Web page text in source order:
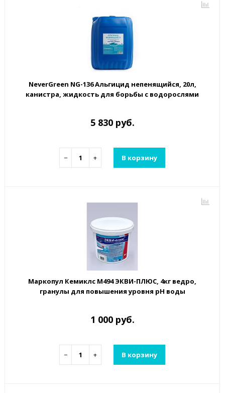
NeverGreen NG-136 Альгицид непенящийся, 20л,
канистра, жидкость для борьбы с водорослями
5 830 руб.
− + В корзину
Маркопул Кемиклс М494 ЭКВИ-ПЛЮС, 4кг ведро,
гранулы для повышения уровня рН воды
1 000 руб.
− + В корзину